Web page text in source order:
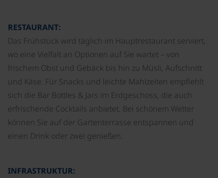
RESTAURANT:
Das Frühstück wird täglich im Hauptrestaurant serviert,
wo eine Vielfalt an Optionen auf Sie wartet – von
frischem Obst und Gebäck bis hin zu Müsli, Aufschnitt
und Käse. Für Snacks und leichte Mahlzeiten empfiehlt
sich die Bar Bottles & Jars im Erdgeschoss, die auch
erfrischende Cocktails anbietet. Bei schönem Wetter
können Sie auf der Gartenterrasse entspannen und
einen Drink oder zwei genießen.
INFRASTRUKTUR: